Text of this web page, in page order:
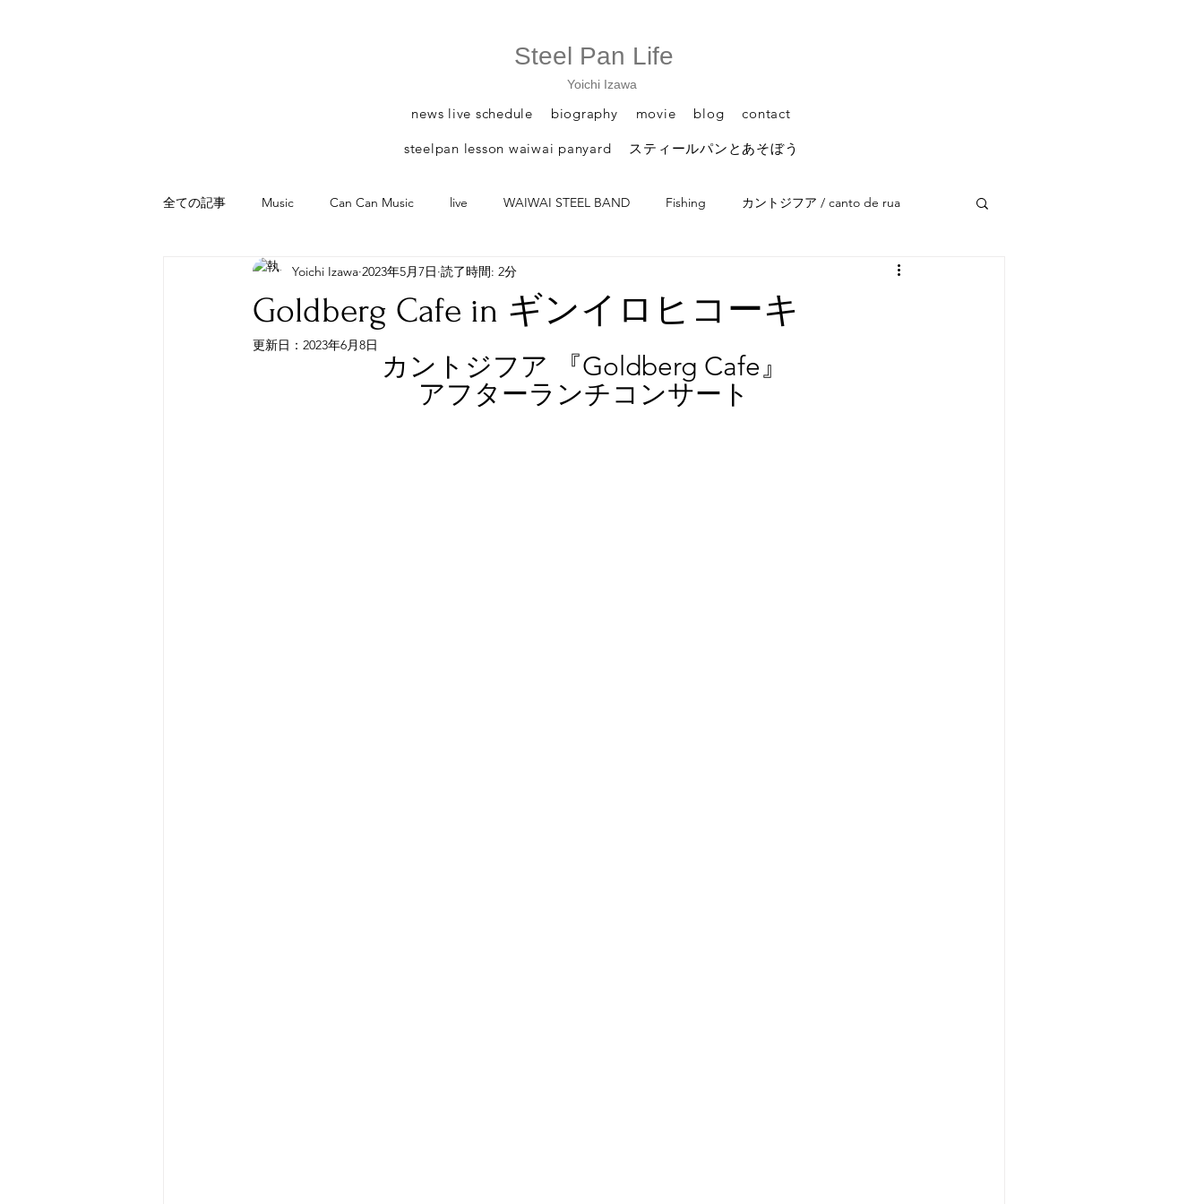
Steel Pan Life
Yoichi Izawa
news live schedule biography movie blog contact
steelpan lesson waiwai panyard スティールパンとあそぼう
全ての記事 Music Can Can Music live WAIWAI STEEL BAND Fishing カントジフア / canto de rua
WAIWAI PANYARD ピアコパン / piacopan スティールパンとあそぼう
Goldberg Cafe in ギンイロヒコーキ
Yoichi Izawa 2023年5月7日 読了時間: 2分
更新日： 2023年6月8日
カントジフア 『Goldberg Cafe』
アフターランチコンサート